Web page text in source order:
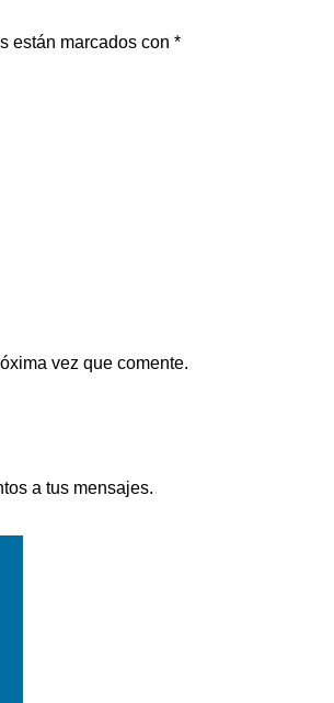
están marcados con *
vez que comente.
a tus mensajes.